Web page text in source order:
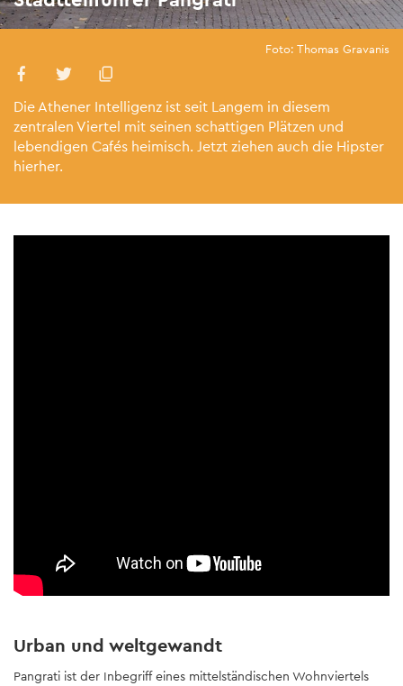
Foto: Thomas Gravanis
Die Athener Intelligenz ist seit Langem in diesem
zentralen Viertel mit seinen schattigen Plätzen und
lebendigen Cafés heimisch. Jetzt ziehen auch die Hipster
hierher.
Urban und weltgewandt
Pangrati ist der Inbegriff eines mittelständischen Wohnviertels